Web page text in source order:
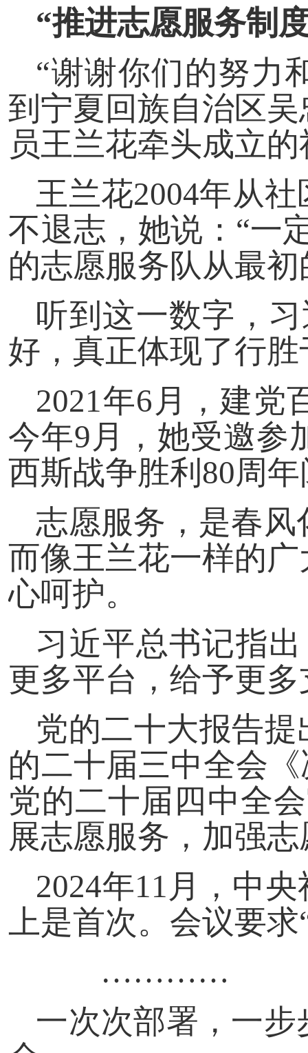
“推进志愿服务制
“谢谢你们的努力
到宁夏回族自治区
员王兰花牵头成立
王兰花2004年从
不退志，她说：“一
的志愿服务队从最
听到这一数字，
好，真正体现了行胜
2021年6月，建党
今年9月，她受邀参
西斯战争胜利80周
志愿服务，是春
而像王兰花一样的
心呵护。
习近平总书记指
更多平台，给予更
党的二十大报告
的二十届三中全会
党的二十届四中全
展志愿服务，加强
2024年11月，中
上是首次。会议要
…………
一次次部署，一